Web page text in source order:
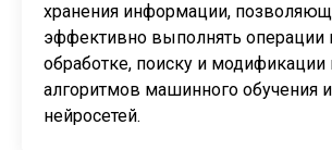
хранения информации,
эффективно выполнять операции
обработке, поиску и модификации
алгоритмов машинного обучения и
нейросетей.